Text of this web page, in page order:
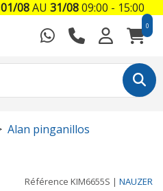
0
Alan pinganillos
Référence KIM6655S | NAUZER
01/08AU 31/0809:00 - 15:00